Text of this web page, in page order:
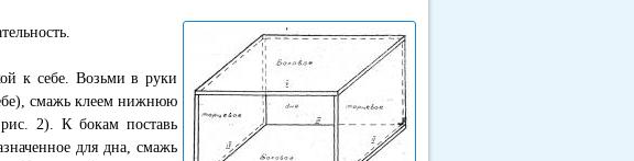
к себе. Возьми в руки
смажь клеем нижнюю
2). К бокам поставь
для дна, смажь